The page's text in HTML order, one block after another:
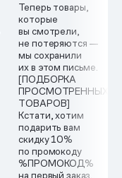
Теперь товары,
которые
вы смотрели,
не потеряются —
мы сохранили
их в этом письме.
[ПОДБОРКА
ПРОСМОТРЕННЫХ
ТОВАРОВ]
Кстати, хотим
подарить вам
скидку 10%
по промокоду
%ПРОМОКОД%